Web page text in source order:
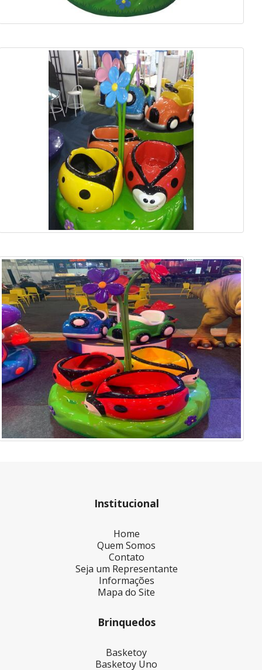
Institucional
Home
Quem Somos
Contato
Seja um Representante
Informações
Mapa do Site
Brinquedos
Basketoy
Basketoy Uno